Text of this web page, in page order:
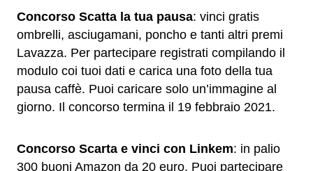
Concorso Scatta la tua pausa: vinci gratis
ombrelli, asciugamani, poncho e tanti altri premi
Lavazza. Per partecipare registrati compilando il
modulo coi tuoi dati e carica una foto della tua
pausa caffè. Puoi caricare solo un’immagine al
giorno. Il concorso termina il 19 febbraio 2021.
Concorso Scarta e vinci con Linkem: in palio
300 buoni Amazon da 20 euro. Puoi partecipare